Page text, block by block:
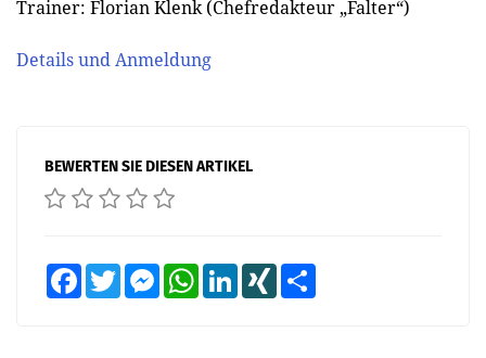
Trainer: Florian Klenk (Chefredakteur „Falter“)
Details und Anmeldung
BEWERTEN SIE DIESEN ARTIKEL
FacebookTwitter MessengerWhatsAppLinkedInXING